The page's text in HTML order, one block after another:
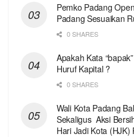
Pemko Padang
Padang Sesuaikan
0 SHARES
Apakah Kata
Huruf Kapital ?
0 SHARES
Wali Kota Padang
Sekaligus Aksi
Hari Jadi Kota (HJK)